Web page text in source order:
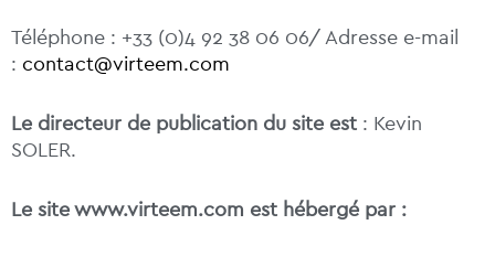
Téléphone : +33 (0)4 92 38 06 06/ Adresse e-mail
: contact@virteem.com
Le directeur de publication du site est : Kevin
SOLER.
Le site www.virteem.com est hébergé par :